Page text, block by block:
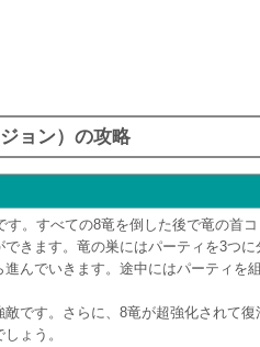
ョン）の攻略
。すべての8竜を倒した後で竜の首
きます。竜の巣にはパーティを3つ
んでいきます。途中にはパーティを
です。さらに、8竜が超強化されて復
ょう。